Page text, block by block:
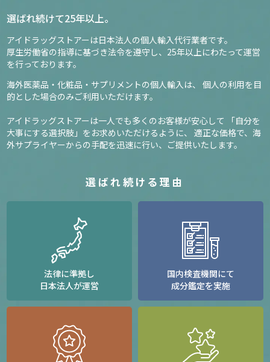
選ばれ続けて25年以上。
アイドラッグストアーは日本法人の個人輸入代行業者です。
厚生労働省の指導に基づき法令を遵守し、 25年以上にわたって運営
を行っております。
海外医薬品・化粧品・サプリメントの個人輸入は、
個人の利用を目
的とした場合のみご利用いただけます。
アイドラッグストアーは一人でも多くのお客様が安心して
「自分を
大事にする選択肢」をお求めいただけるように、
適正な価格で、海
外サプライヤーからの手配を迅速に行い、ご提供いたします。
選ばれ続ける理由
法律に準拠し
日本法人が運営
国内検査機関にて
成分鑑定を実施